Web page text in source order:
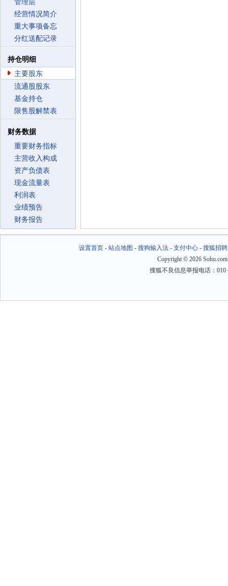
管理层
经营情况简介
重大事项备忘
分红送配记录
持仓明细
主要股东
流通股股东
基金持仓
限售股解禁表
财务数据
重要财务指标
主营收入构成
资产负债表
现金流量表
利润表
业绩预告
财务报告
设置首页- 站点地图 - 搜狗输入法- 支付中心- 搜狐招聘
Copyright © 2026
搜狐不良信息举报电话：010